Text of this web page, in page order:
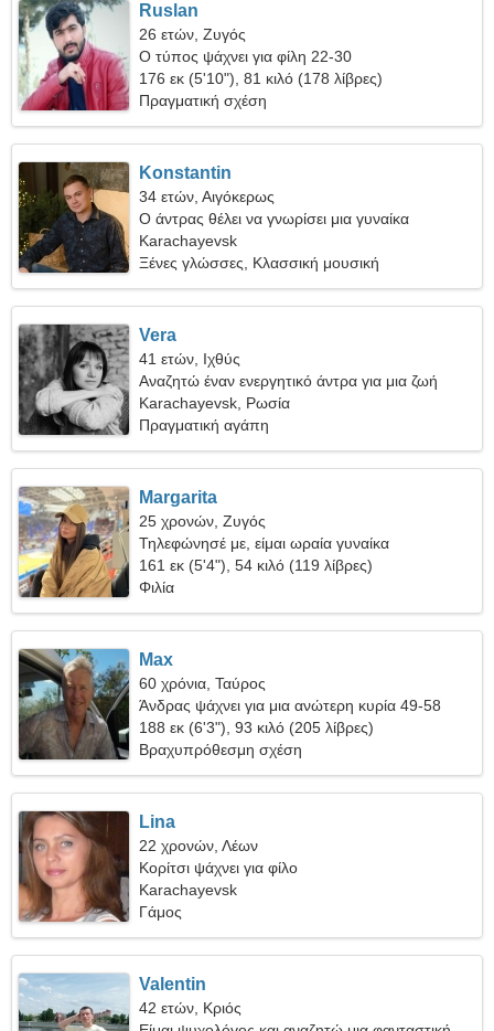
Ruslan
26 ετών, Ζυγός
Ο τύπος ψάχνει για φίλη 22-30
176 εκ (5'10"), 81 κιλό (178 λίβρες)
Πραγματική σχέση
Konstantin
34 ετών, Αιγόκερως
Ο άντρας θέλει να γνωρίσει μια γυναίκα
Karachayevsk
Ξένες γλώσσες, Κλασσική μουσική
Vera
41 ετών, Ιχθύς
Αναζητώ έναν ενεργητικό άντρα για μια ζωή
Karachayevsk, Ρωσία
Πραγματική αγάπη
Margarita
25 χρονών, Ζυγός
Τηλεφώνησέ με, είμαι ωραία γυναίκα
161 εκ (5'4"), 54 κιλό (119 λίβρες)
Φιλία
Max
60 χρόνια, Ταύρος
Άνδρας ψάχνει για μια ανώτερη κυρία 49-58
188 εκ (6'3"), 93 κιλό (205 λίβρες)
Βραχυπρόθεσμη σχέση
Lina
22 χρονών, Λέων
Κορίτσι ψάχνει για φίλο
Karachayevsk
Γάμος
Valentin
42 ετών, Κριός